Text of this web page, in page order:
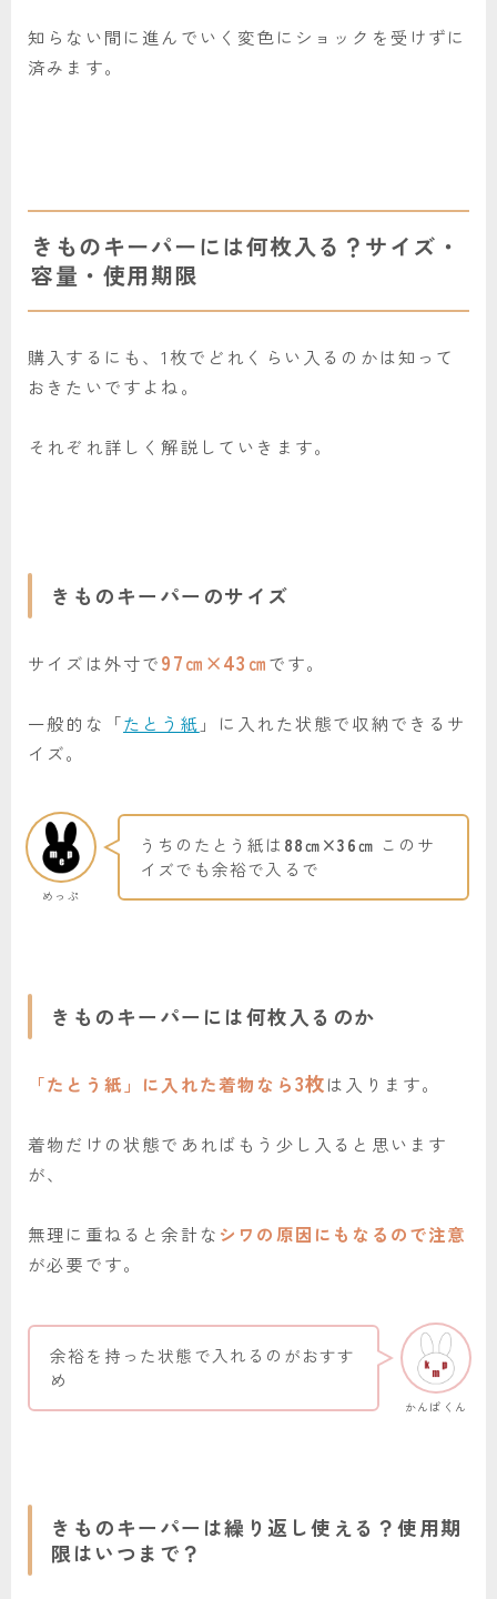
知らない間に進んでいく変色にショックを受けずに
済みます。
きものキーパーには何枚入る？サイズ・
容量・使用期限
購入するにも、1枚でどれくらい入るのかは知って
おきたいですよね。
それぞれ詳しく解説していきます。
きものキーパーのサイズ
サイズは外寸で97㎝×43㎝です。
一般的な「たとう紙 」に入れた状態で収納できるサ
イズ。
めっぷ
うちのたとう紙は 88㎝×36㎝ このサ
イズでも余裕で入るで
きものキーパーには何枚入るのか
「たとう紙」に入れた着物なら3枚は入ります。
着物だけの状態であればもう少し入ると思います
が、
無理に重ねると余計な シワの原因にもなるので注意
が必要です。
かんぱくん
余裕を持った状態で入れるのがおすす
め
きものキーパーは繰り返し使える？使用期
限はいつまで？